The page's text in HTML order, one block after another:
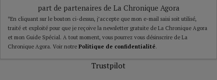
part de partenaires de La Chronique Agora
*En cliquant sur le bouton ci-dessus, j’accepte que mon e-mail saisi soit utilisé,
traité et exploité pour que je reçoive la newsletter gratuite de La Chronique Agora
et mon Guide Spécial. A tout moment, vous pourrez vous désinscrire de La
Chronique Agora. Voir notre Politique de confidentialité.
Trustpilot